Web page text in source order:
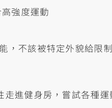
強度運動
，不該被特定外貌給限制
進健身房，嘗試各種運